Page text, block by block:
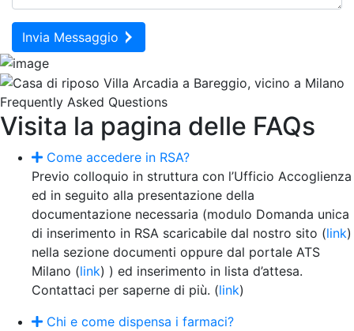
Invia Messaggio
Frequently Asked Questions
Visita la pagina delle FAQs
Come accedere in RSA?
Previo colloquio in struttura con l’Ufficio Accoglienza
ed in seguito alla presentazione della
documentazione necessaria (modulo Domanda unica
di inserimento in RSA scaricabile dal nostro sito (link)
nella sezione documenti oppure dal portale ATS
Milano (link) ) ed inserimento in lista d’attesa.
Contattaci per saperne di più. (link)
Chi e come dispensa i farmaci?